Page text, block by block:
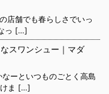
店舗でも春らしさでいっ
っ […]
スワンシュー｜マダ
ーといつものごとく高島
けま […]